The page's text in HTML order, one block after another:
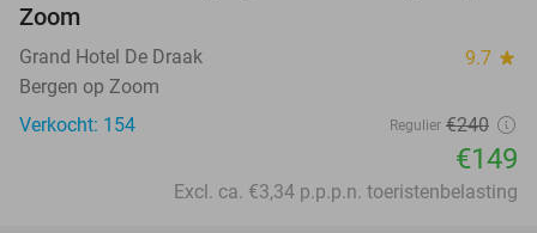
Zoom
Grand Hotel De Draak 9.7 star
Bergen op Zoom
Verkocht: 154
Regulier €240
€149
Excl. ca. €3,34 p.p.p.n. toeristenbelasting